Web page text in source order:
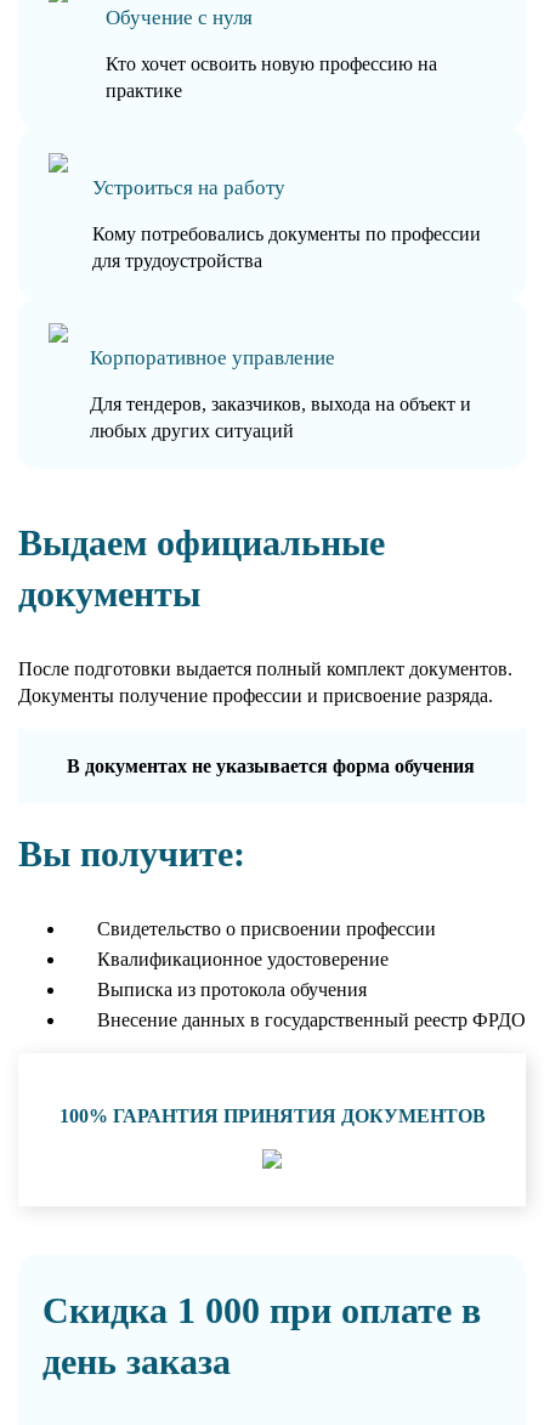
Обучение с нуля
Кто хочет освоить новую профессию на
практике
Устроиться на работу
Кому потребовались документы по профессии
для трудоустройства
Корпоративное управление
Для тендеров, заказчиков, выхода на объект и
любых других ситуаций
Выдаем официальные
документы
После подготовки выдается полный комплект документов.
Документы получение профессии и присвоение разряда.
В документах не указывается форма обучения
Вы получите:
Свидетельство о присвоении профессии
Квалификационное удостоверение
Выписка из протокола обучения
Внесение данных в государственный реестр ФРДО
100% ГАРАНТИЯ ПРИНЯТИЯ ДОКУМЕНТОВ
Скидка 1 000 при оплате в
день заказа